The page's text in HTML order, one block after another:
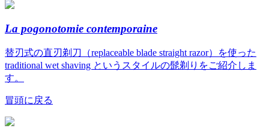
La pogonotomie contemporaine
替刃式の直刃剃刀（replaceable blade straight razor）を使った
traditional wet shaving というスタイルの髭剃りをご紹介しま
す。
冒頭に戻る